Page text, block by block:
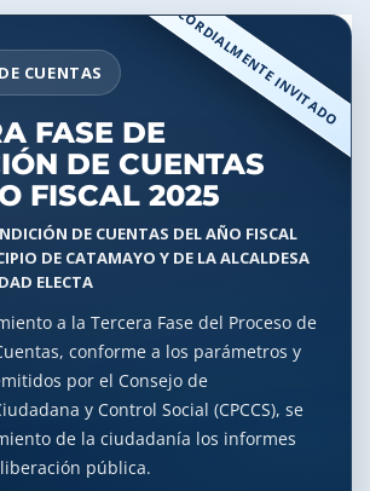
CORDIALMENTE INVITADO
CUENTAS
FASE DE
DE CUENTAS
FISCAL 2025
DE CUENTAS DEL AÑO FISCAL
DE CATAMAYO Y DE LA ALCALDESA
ELECTA
a la Tercera Fase del Proceso de
conforme a los parámetros y
por el Consejo de
y Control Social (CPCCS), se
de la ciudadanía los informes
pública.